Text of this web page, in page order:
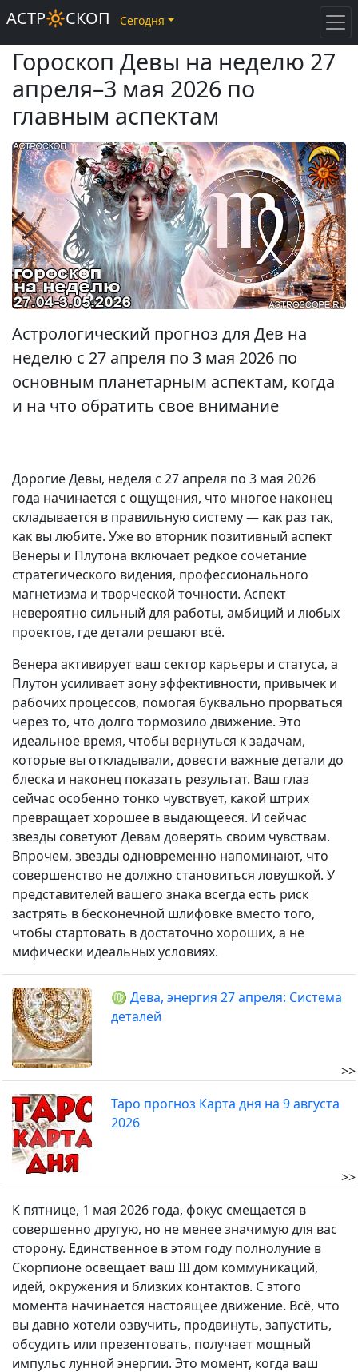
Гороскоп Девы на неделю 27
апреля–3 мая 2026 по
главным аспектам
Астрологический прогноз для Дев на
неделю с 27 апреля по 3 мая 2026 по
основным планетарным аспектам, когда
и на что обратить свое внимание
Дорогие Девы, неделя с 27 апреля по 3 мая 2026
года начинается с ощущения, что многое наконец
складывается в правильную систему — как раз так,
как вы любите. Уже во вторник позитивный аспект
Венеры и Плутона включает редкое сочетание
стратегического видения, профессионального
магнетизма и творческой точности. Аспект
невероятно сильный для работы, амбиций и любых
проектов, где детали решают всё.
Венера активирует ваш сектор карьеры и статуса, а
Плутон усиливает зону эффективности, привычек и
рабочих процессов, помогая буквально прорваться
через то, что долго тормозило движение. Это
идеальное время, чтобы вернуться к задачам,
которые вы откладывали, довести важные детали до
блеска и наконец показать результат. Ваш глаз
сейчас особенно тонко чувствует, какой штрих
превращает хорошее в выдающееся. И сейчас
звезды советуют Девам доверять своим чувствам.
Впрочем, звезды одновременно напоминают, что
совершенство не должно становиться ловушкой. У
представителей вашего знака всегда есть риск
застрять в бесконечной шлифовке вместо того,
чтобы стартовать в достаточно хороших, а не
мифически идеальных условиях.
♍ Дева, энергия 27 апреля: Система
деталей
>>
Таро прогноз Карта дня на 9 августа
2026
>>
К пятнице, 1 мая 2026 года, фокус смещается в
совершенно другую, но не менее значимую для вас
сторону. Единственное в этом году полнолуние в
Скорпионе освещает ваш III дом коммуникаций,
идей, окружения и близких контактов. С этого
момента начинается настоящее движение. Всё, что
вы давно хотели озвучить, продвинуть, запустить,
обсудить или презентовать, получает мощный
импульс лунной энергии. Это момент, когда ваш
АСТР🔆СКОП Сегодня